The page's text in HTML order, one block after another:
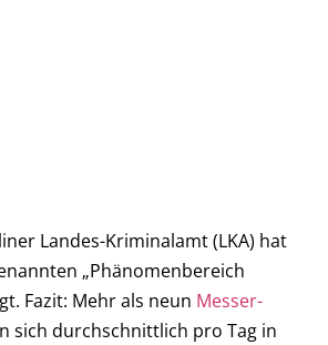
Landes-Kriminalamt (LKA) hat
„Phänomenbereich
Fazit: Mehr als neun Messer-
sich durchschnittlich pro Tag in